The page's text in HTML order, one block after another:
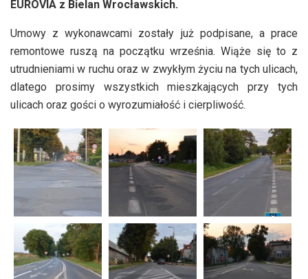
EUROVIA z Bielan Wrocławskich.
Umowy z wykonawcami zostały już podpisane, a prace
remontowe ruszą na początku września. Wiąże się to z
utrudnieniami w ruchu oraz w zwykłym życiu na tych ulicach,
dlatego prosimy wszystkich mieszkających przy tych
ulicach oraz gości o wyrozumiałość i cierpliwość.